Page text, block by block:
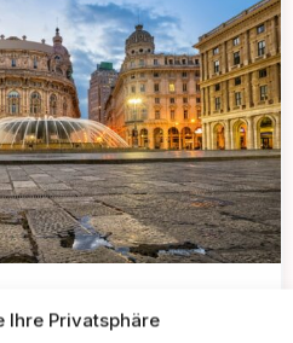
Ihre Privatsphäre
Un Giorno: Una